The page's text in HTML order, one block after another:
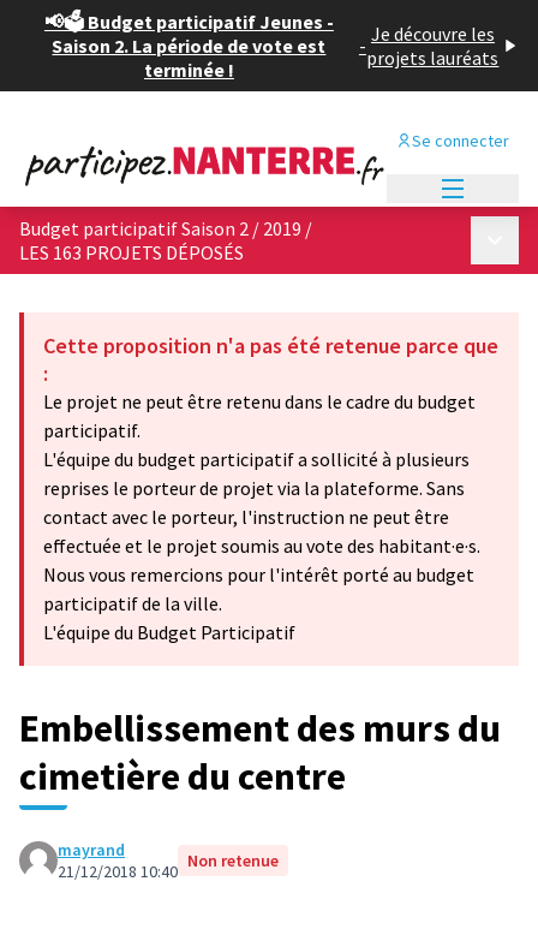
📢🗳️ Budget participatif Jeunes -
Saison 2. La période de vote est
terminée !
- Je découvre les
projets lauréats
Se connecter
Budget participatif Saison 2 / 2019 /
LES 163 PROJETS DÉPOSÉS
Cette proposition n'a pas été retenue parce que
:
Le projet ne peut être retenu dans le cadre du budget
participatif.
L'équipe du budget participatif a sollicité à plusieurs
reprises le porteur de projet via la plateforme. Sans
contact avec le porteur, l'instruction ne peut être
effectuée et le projet soumis au vote des habitant·e·s.
Nous vous remercions pour l'intérêt porté au budget
participatif de la ville.
L'équipe du Budget Participatif
Embellissement des murs du
cimetière du centre
mayrand
21/12/2018 10:40 Non retenue